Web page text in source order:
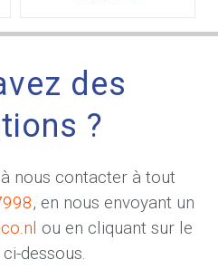
des
?
nous contacter à tout
, en nous envoyant un
ou en cliquant sur le
dessous.